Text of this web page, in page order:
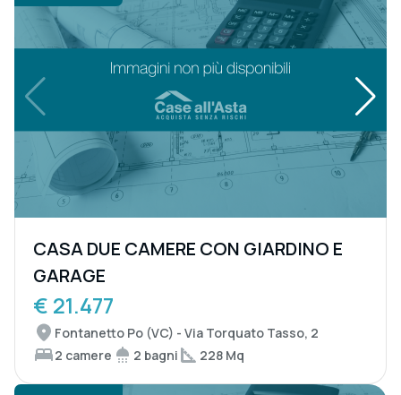
CASA DUE CAMERE CON GIARDINO E
GARAGE
€ 21.477
Fontanetto Po (VC) - Via Torquato Tasso, 2
2 camere
2 bagni 228 Mq